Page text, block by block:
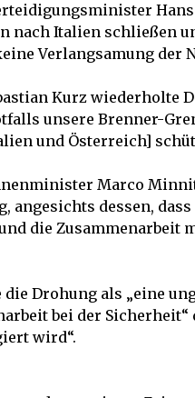
nach Italien schließen
Verlangsamung der
Kurz wiederholte
unsere Brenner-
und Österreich]
Marco
angesichts dessen,
die
Drohung als „eine
bei der
wird“.